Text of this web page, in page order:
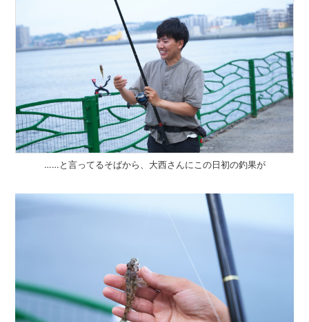
……と言ってるそばから、大西さんにこの日初の釣果が